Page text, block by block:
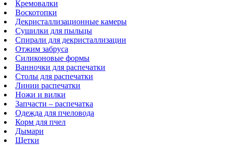
Кремовалки
Воскотопки
Декристаллизационные камеры
Сушилки для пыльцы
Спирали для декристаллизации
Отжим забруса
Силиконовые формы
Ванночки для распечатки
Столы для распечатки
Линии распечатки
Ножи и вилки
Запчасти – распечатка
Одежда для пчеловода
Корм для пчел
Дымари
Щетки